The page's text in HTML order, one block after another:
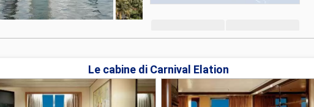
Le cabine di Carnival Elation